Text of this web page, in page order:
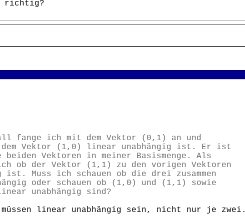
richtig?
fange ich mit dem Vektor (0,1) an und
dem Vektor (1,0) linear unabhängig ist. Er ist
Vektoren in meiner Basismenge. Als
ob der Vektor (1,1) zu den vorigen Vektoren
ist. Muss ich schauen ob die drei zusammen
oder schauen ob (1,0) und (1,1) sowie
unabhängig sind?
müssen linear unabhängig sein, nicht nur je zwei.